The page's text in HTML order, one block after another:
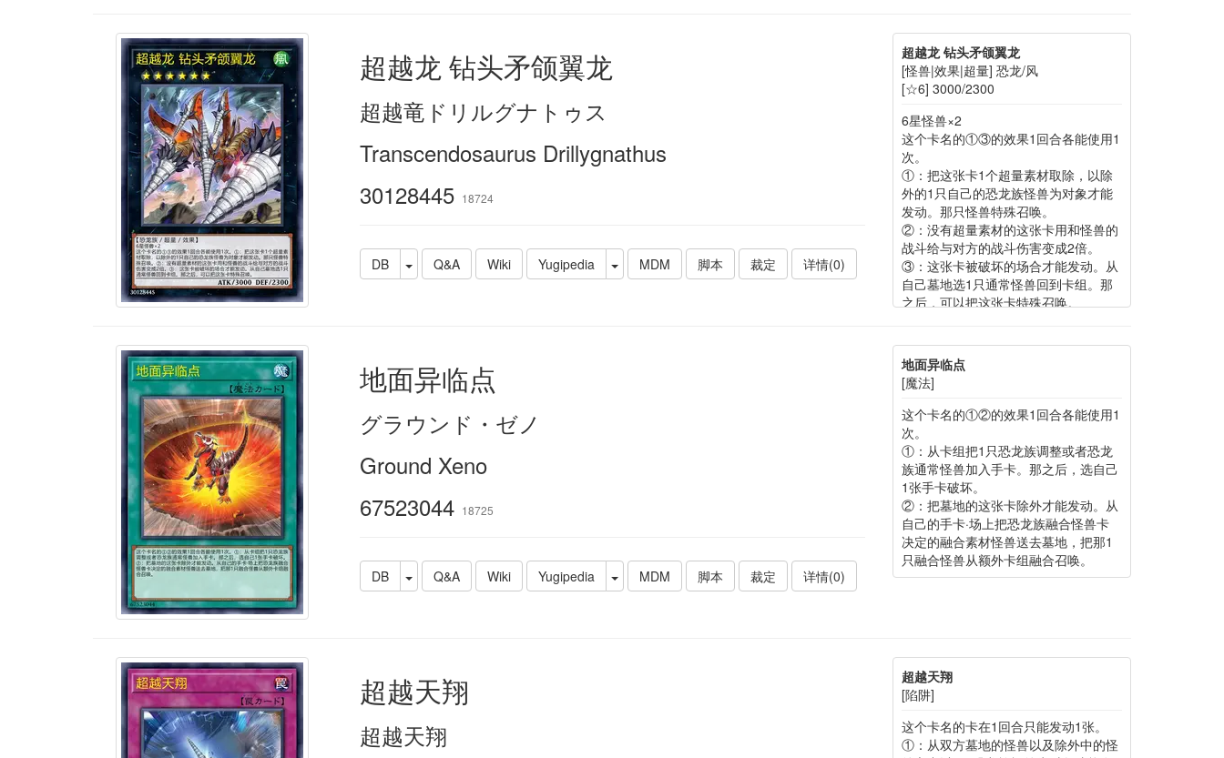
超越龙 钻头矛颌翼龙
超越竜ドリルグナトゥス
Transcendosaurus Drillygnathus
30128445 18724
DB Q&A Wiki Yugipedia MDM 脚本 裁定 详情(0)
超越龙 钻头矛颌翼龙
[怪兽|效果|超量] 恐龙/风
[☆6] 3000/2300
6星怪兽×2
这个卡名的①③的效果1回合各能使用1
次。
①：把这张卡1个超量素材取除，以除
外的1只自己的恐龙族怪兽为对象才能
发动。那只怪兽特殊召唤。
②：没有超量素材的这张卡用和怪兽的
战斗给与对方的战斗伤害变成2倍。
③：这张卡被破坏的场合才能发动。从
自己墓地选1只通常怪兽回到卡组。那
之后，可以把这张卡特殊召唤。
地面异临点
グラウンド・ゼノ
Ground Xeno
67523044 18725
DB Q&A Wiki Yugipedia MDM 脚本 裁定 详情(0)
地面异临点
[魔法]
这个卡名的①②的效果1回合各能使用1
次。
①：从卡组把1只恐龙族调整或者恐龙
族通常怪兽加入手卡。那之后，选自己
1张手卡破坏。
②：把墓地的这张卡除外才能发动。从
自己的手卡·场上把恐龙族融合怪兽卡
决定的融合素材怪兽送去墓地，把那1
只融合怪兽从额外卡组融合召唤。
超越天翔
超越天翔
超越天翔
[陷阱]
这个卡名的卡在1回合只能发动1张。
①：从双方墓地的怪兽以及除外中的怪